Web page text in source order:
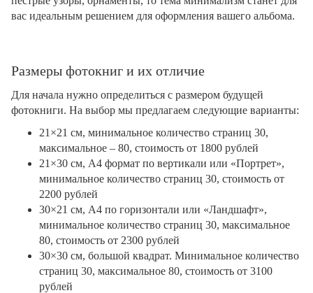
вас идеальным решением для оформления вашего альбома.
Размеры фотокниг и их отличие
Для начала нужно определиться с размером будущей
фотокниги. На выбор мы предлагаем следующие варианты:
21×21 см, минимальное количество страниц 30,
максимальное – 80, стоимость от 1800 рублей
21×30 см, А4 формат по вертикали или «Портрет»,
минимальное количество страниц 30, стоимость от
2200 рублей
30×21 см, А4 по горизонтали или «Ландшафт»,
минимальное количество страниц 30, максимальное
80, стоимость от 2300 рублей
30×30 см, большой квадрат. Минимальное количество
страниц 30, максимальное 80, стоимость от 3100
рублей